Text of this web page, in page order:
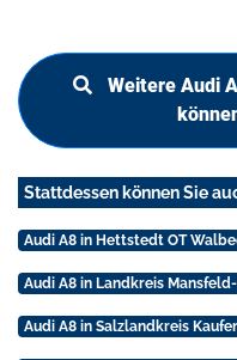
Weitere Audi
Stattdessen können Sie
Audi A8 in Hettstedt OT
Audi A8 in Landkreis
Audi A8 in Salzlandkreis